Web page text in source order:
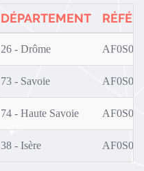
DÉPARTEMENT
26 - Drôme
73 - Savoie
74 - Haute Savoie
38 - Isère